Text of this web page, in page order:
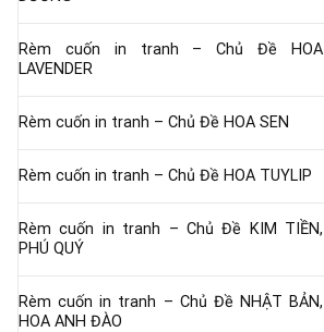
Rèm cuốn in tranh – Chủ Đề HOA
LAVENDER
Rèm cuốn in tranh – Chủ Đề HOA SEN
Rèm cuốn in tranh – Chủ Đề HOA TUYLIP
Rèm cuốn in tranh – Chủ Đề KIM TIỀN,
PHÚ QUÝ
Rèm cuốn in tranh – Chủ Đề NHẬT BẢN,
HOA ANH ĐÀO